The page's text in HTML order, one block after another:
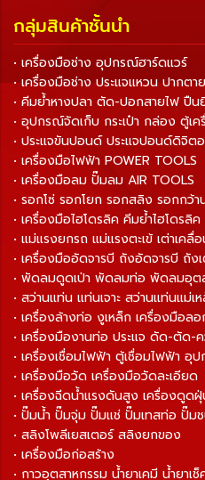
กลุ่มสินค้าชั้นนำ
• เครื่องมือช่าง อุปกรณ์ฮาร์ดแวร์
• เครื่องมือช่าง ประแจแหวน ปากตา
• คีมย้ำหางปลา ตัด-ปอกสายไฟ ปืน
• อุปกรณ์จัดเก็บ กระเป๋า กล่อง ตู้เ
• ประแจขันปอนด์ ประแจปอนด์ดิจิต
• เครื่องมือไฟฟ้า POWER TOOLS
• เครื่องมือลม ปั๊มลม AIR TOOLS
• รอกโซ่ รอกโยก รอกสลิง รอกกว้า
• เครื่องมือไฮโดรลิค คีมย้ำไฮโดรลิ
• แม่แรงยกรถ แม่แรงตะเข้ เต่าเคลื่
• เครื่องมืออัดจารบี ถังอัดจารบี ถัง
• พัดลมดูดเป่า พัดลมท่อ พัดลมอุต
• สว่านแท่น แท่นเจาะ สว่านแท่นแม่เ
• เครื่องล้างท่อ งูเหล็ก เครื่องมือล
• เครื่องมืองานท่อ ประแจ ดัด-ตัด-
• เครื่องเชื่อมไฟฟ้า ตู้เชื่อมไฟฟ้า อุ
• เครื่องมือวัด เครื่องมือวัดละเอียด
• เครื่องฉีดน้ำแรงดันสูง เครื่องดูด
• ปั๊มน้ำ ปั๊มจุ่ม ปั๊มแช่ ปั๊มเทสท่อ ปั๊ม
• สลิงโพลีเยสเตอร์ สลิงยกของ
• เครื่องมือก่อสร้าง
• กาวอุตสาหกรรม น้ำยาเคมี น้ำยาเช็